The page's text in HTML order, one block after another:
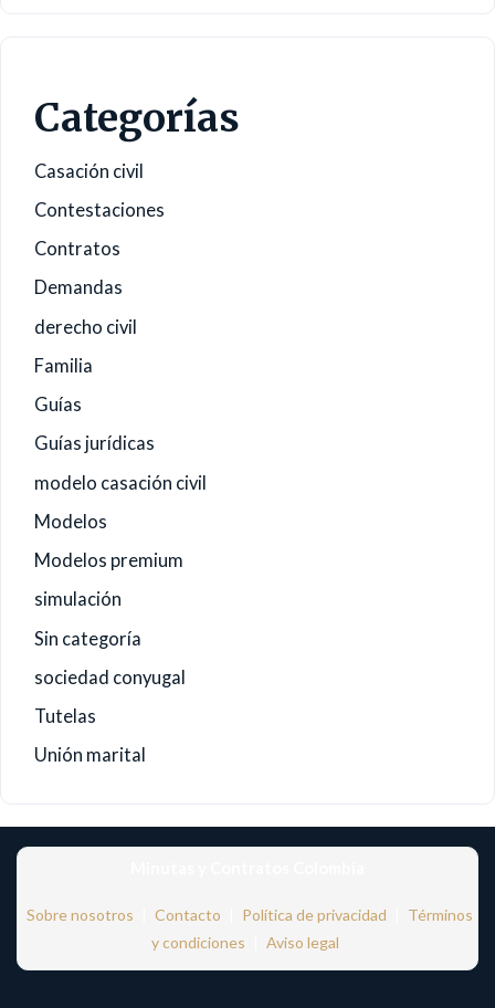
Categorías
Casación civil
Contestaciones
Contratos
Demandas
derecho civil
Familia
Guías
Guías jurídicas
modelo casación civil
Modelos
Modelos premium
simulación
Sin categoría
sociedad conyugal
Tutelas
Unión marital
Sobre nosotros Contacto Política de privacidad
Términos
y condiciones
Aviso legal